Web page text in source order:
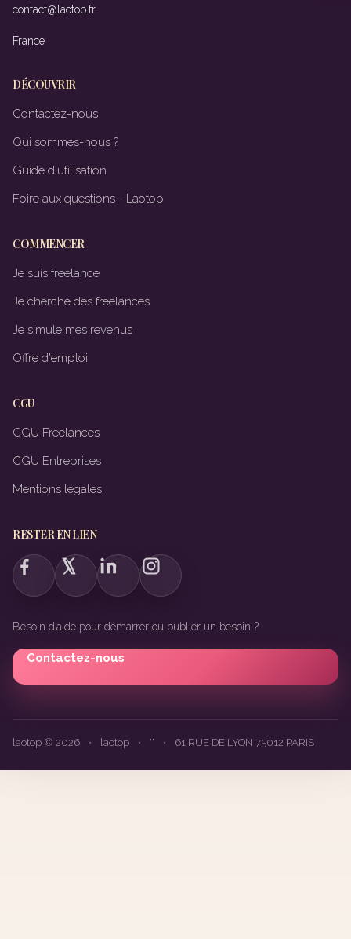
contact@laotop.fr
France
DÉCOUVRIR
Contactez-nous
Qui sommes-nous ?
Guide d'utilisation
Foire aux questions - Laotop
COMMENCER
Je suis freelance
Je cherche des freelances
Je simule mes revenus
Offre d'emploi
CGU
CGU Freelances
CGU Entreprises
Mentions légales
RESTER EN LIEN
Besoin d’aide pour démarrer ou publier un besoin ?
Contactez-nous
laotop © 2026 • laotop • '' • 61 RUE DE LYON 75012 PARIS